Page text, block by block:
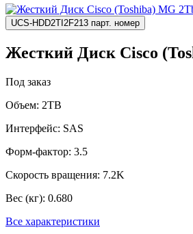
UCS-HDD2TI2F213 парт. номер
Жесткий Диск Cisco
Под заказ
Объем: 2TB
Интерфейс: SAS
Форм-фактор: 3.5
Скорость вращения: 7.2K
Вес (кг): 0.680
Все характеристики